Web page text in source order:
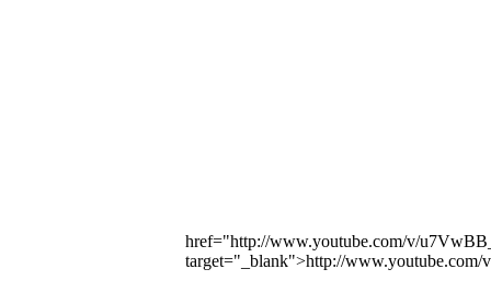
href="http://www.youtube.com/v/
target="_blank">http://